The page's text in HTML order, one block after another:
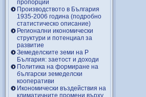
пропорции
Производството в България
1935-2006 година (подробно
статистическо описание)
Регионални икономически
структури и потенциал за
развитие
Земеделските земи на Р
България: заетост и доходи
Политика на формиране на
български земеделски
кооперативи
Икономически въздействия на
климатичните промени върху